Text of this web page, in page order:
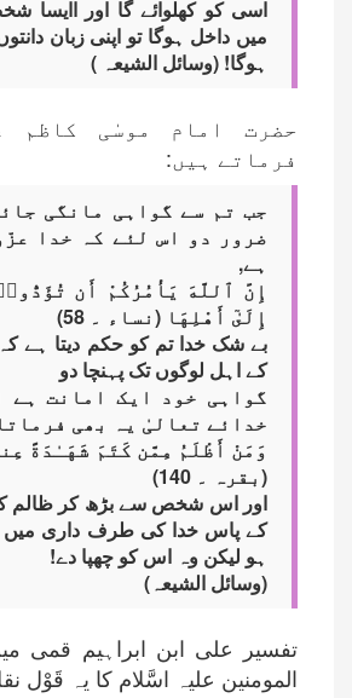
اسی کو کھلوائے گا اور
میں داخل ہوگا تو اپنی زبان
ہوگا! (وسائل الشیعہ )
حضرت امام موسٰی کاظم
فرماتے ہیں:
جب تم سے گواہی مانگی
ضرور دو اس لئے کہ خدا
ہے,
إِنَّ ٱللَّهَ يَأْمُرُكُمْ أَن
إِلَىٰٓ أَهْلِهَا (نساء ۔ 58)
بے شک خدا تم کو حکم دیتا ہے کہ
کے اہل لوگوں تک پہنچا دو
گواہی خود ایک امانت ہے
خدائے تعالیٰ یہ بھی
وَمَنْ أَظْلَمُ مِمَّن كَتَمَ شَهَـٰدَةً
(بقرہ ۔ 140)
اور اس شخص سے بڑھ کر ظالم
کے پاس خدا کی طرف داری میں
ہو لیکن وہ اس کو چھپا دے!
(وسائل الشیعہ)
تفسیر علی ابن ابراہیم قمی
المومنین علیہ اسَّلام کا یہ قَوْل